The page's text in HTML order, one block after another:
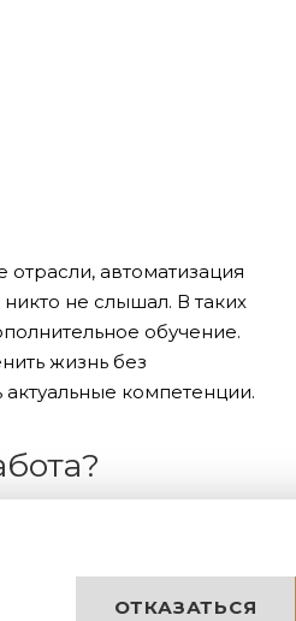
автоматизация
не слышал. В таких
обучение.
жизнь без
компетенции.
в перспективах. В
двадцатилетней
точки. Мы разберем,
ОТКАЗАТЬСЯ